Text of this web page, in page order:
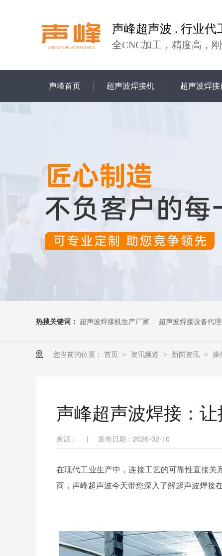
声峰超声波 . 行业代
全CNC加工，精度高，
声峰首页 超声波焊接机 超声波焊
热搜关键词： 超声波焊接机生产厂家 超声波焊接设备代
超声波OEM代加工
您当前的位置： 首页 > 资讯频道 > 新闻资讯 > 操
声峰超声波焊接：
来源： | 发布日期：2026-02-10
在现代工业生产中，连接工艺的可靠性直接
商，声峰超声波今天带您深入了解超声波焊接